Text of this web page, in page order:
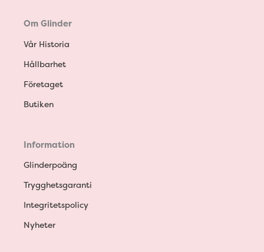
Om Glinder
Vår Historia
Hållbarhet
Företaget
Butiken
Information
Glinderpoäng
Trygghetsgaranti
Integritetspolicy
Nyheter